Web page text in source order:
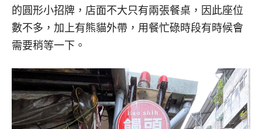
的圓形小招牌，店面不大只有兩張餐桌，因此座位
數不多，加上有熊貓外帶，用餐忙碌時段有時候會
需要稍等一下。